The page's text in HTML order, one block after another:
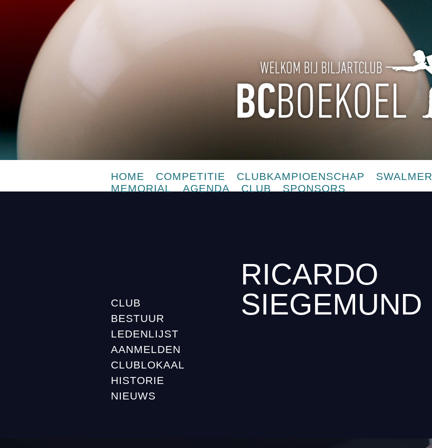
HOME COMPETITIE CLUBKAMPIOENSCHAP SWALMER
MEMORIAL
AGENDA CLUB SPONSORS
CLUB
BESTUUR
LEDENLIJST
AANMELDEN
CLUBLOKAAL
HISTORIE
NIEUWS
RICARDO
SIEGEMUND